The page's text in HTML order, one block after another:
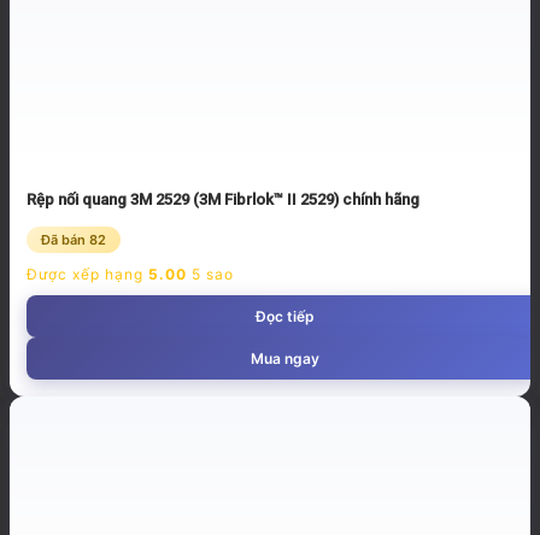
Rệp nối quang 3M 2529 (3M Fibrlok™ II 2529) chính hãng
Đã bán 82
Được xếp hạng 5.00 5 sao
Đọc tiếp
Mua ngay